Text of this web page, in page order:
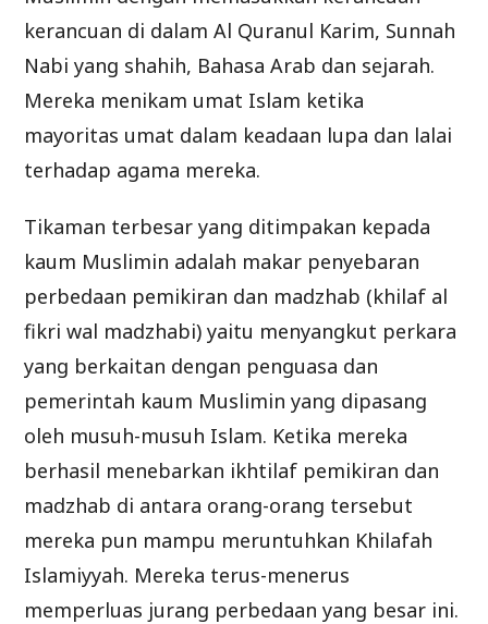
kerancuan di dalam Al Quranul Karim, Sunnah
Nabi yang shahih, Bahasa Arab dan sejarah.
Mereka menikam umat Islam ketika
mayoritas umat dalam keadaan lupa dan lalai
terhadap agama mereka.
Tikaman terbesar yang ditimpakan kepada
kaum Muslimin adalah makar penyebaran
perbedaan pemikiran dan madzhab (khilaf al
fikri wal madzhabi) yaitu menyangkut perkara
yang berkaitan dengan penguasa dan
pemerintah kaum Muslimin yang dipasang
oleh musuh-musuh Islam. Ketika mereka
berhasil menebarkan ikhtilaf pemikiran dan
madzhab di antara orang-orang tersebut
mereka pun mampu meruntuhkan Khilafah
Islamiyyah. Mereka terus-menerus
memperluas jurang perbedaan yang besar ini.